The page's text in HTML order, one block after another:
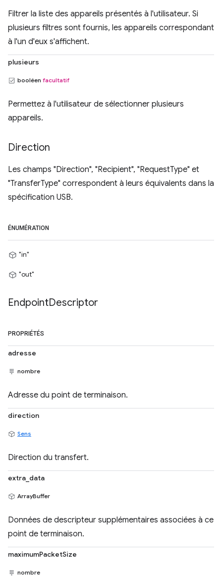
Filtrer la liste des appareils présentés à l'utilisateur. Si
plusieurs filtres sont fournis, les appareils correspondant
à l'un d'eux s'affichent.
plusieurs
booléen facultatif
Permettez à l'utilisateur de sélectionner plusieurs
appareils.
Direction
Les champs "Direction", "Recipient", "RequestType" et
"TransferType" correspondent à leurs équivalents dans la
spécification USB.
ÉNUMÉRATION
"in"
"out"
EndpointDescriptor
PROPRIÉTÉS
adresse
nombre
Adresse du point de terminaison.
direction
Sens
Direction du transfert.
extra_data
ArrayBuffer
Données de descripteur supplémentaires associées à ce
point de terminaison.
maximumPacketSize
nombre